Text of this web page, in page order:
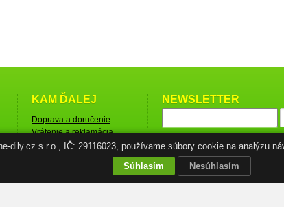
dily.cz s.r.o., IČ: 29116023, používame súbory cookie na analýzu
Súhlasím
Nesúhlasím
KAM ĎALEJ
Doprava a doručenie
Vrátenie a reklamácia
tovaru
Obchodné podmienky
Ochrana osobných údajov
NEWSLETTER